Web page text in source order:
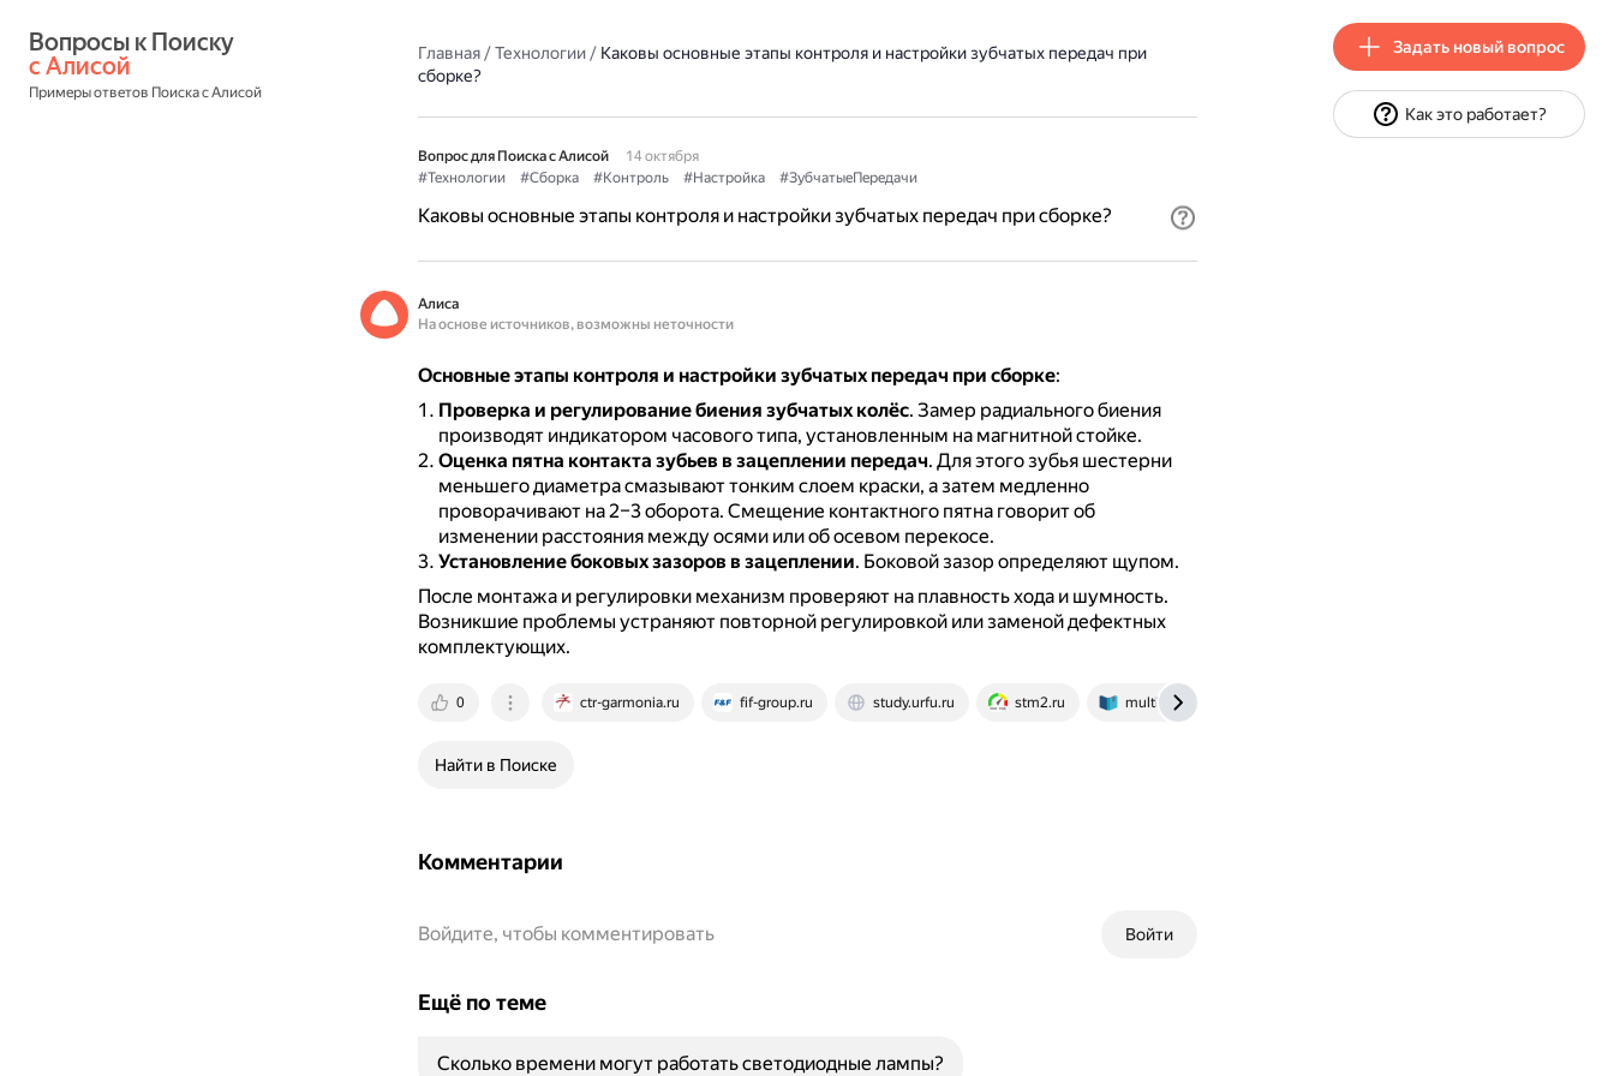
с Алисой
Примеры ответов Поиска с Алисой
Главная/Технологии/ Каковы основные этапы контроля и настройки зубчатых передач при
сборке?
Вопрос для Поиска с Алисой
14 октября
#Технологии
#Сборка #Контроль #Настройка #ЗубчатыеПередачи
Каковы основные этапы контроля и настройки зубчатых передач при сборке?
Алиса
На основе источников, возможны неточности
Основные этапы контроля и настройки зубчатых передач при сборке:
Проверка и регулирование биения зубчатых колёс. Замер радиального биения
производят индикатором часового типа, установленным на магнитной стойке.
Оценка пятна контакта зубьев в зацеплении передач. Для этого зубья шестерни
меньшего диаметра смазывают тонким слоем краски, а затем медленно
проворачивают на 2–3 оборота. Смещение контактного пятна говорит об
изменении расстояния между осями или об осевом перекосе.
Установление боковых зазоров в зацеплении. Боковой зазор определяют щупом.
После монтажа и регулировки механизм проверяют на плавность хода и шумность.
Возникшие проблемы устраняют повторной регулировкой или заменой дефектных
комплектующих.
0 ctr-garmonia.ru fif-group.ru study.urfu.ru stm2.ru multiurok.ru
Найти в Поиске
Комментарии
Войти
Войдите, чтобы комментировать
Ещё по теме
Сколько времени могут работать светодиодные лампы?
Задать новый вопрос
Как это работает?